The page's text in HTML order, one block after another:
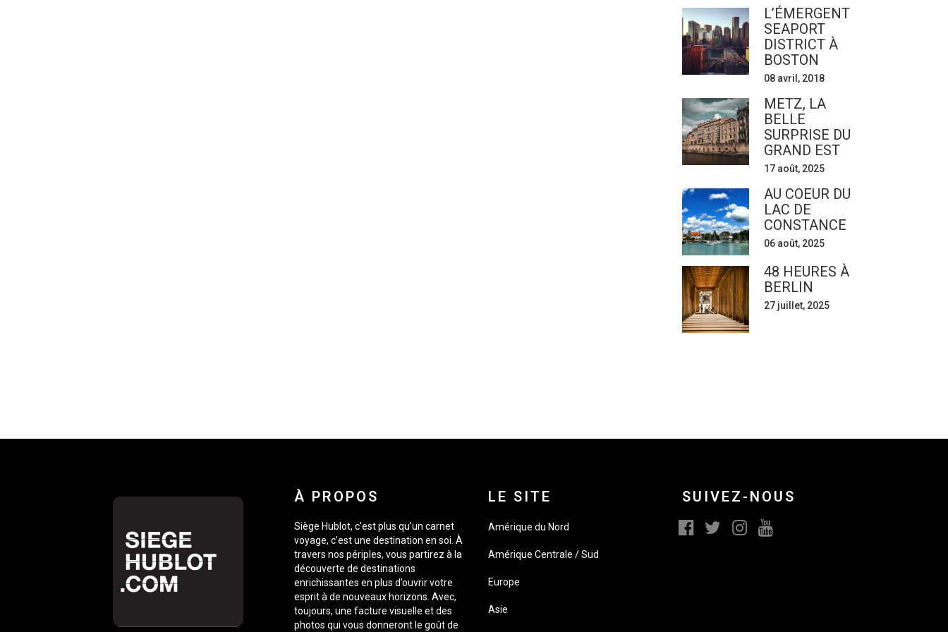
L’ÉMERGENT
SEAPORT
DISTRICT À
BOSTON
08 avril, 2018
METZ, LA
BELLE
SURPRISE DU
GRAND EST
17 août, 2025
AU COEUR DU
LAC DE
CONSTANCE
06 août, 2025
48 HEURES À
BERLIN
27 juillet, 2025
À PROPOS
Siège Hublot, c’est plus qu’un carnet
voyage, c’est une destination en soi. À
travers nos périples, vous partirez à la
découverte de destinations
enrichissantes en plus d’ouvrir votre
esprit à de nouveaux horizons. Avec,
toujours, une facture visuelle et des
photos qui vous donneront le goût de
LE SITE
Amérique du Nord
Amérique Centrale / Sud
Europe
Asie
SUIVEZ-NOUS